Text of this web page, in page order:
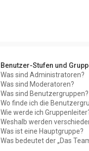
Benutzer-Stufen und
Was sind Administratoren?
Was sind Moderatoren?
Was sind Benutzergruppen?
Wo finde ich die
Wie werde ich
Weshalb werden
Was ist eine Hauptgruppe?
Was bedeutet der „Das